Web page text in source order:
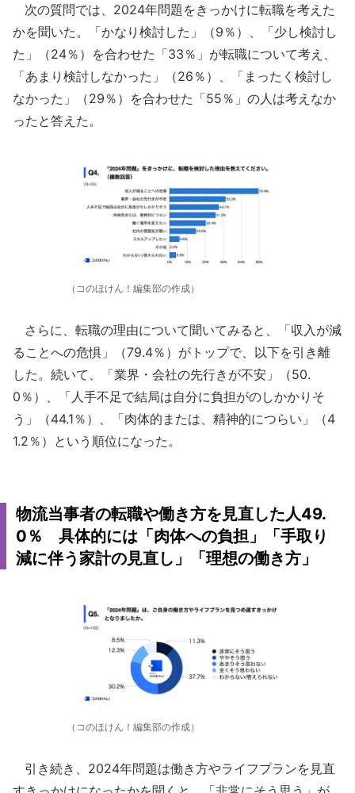
次の質問では、2024年問題をきっかけに転職を考えた
かを聞いた。「かなり検討した」（9％）、「少し検討し
た」（24％）を合わせた「33％」が転職について考え、
「あまり検討しなかった」（26％）、「まったく検討し
なかった」（29％）を合わせた「55％」の人は考えなか
ったと答えた。
（コのほけん！編集部の作成）
さらに、転職の理由について聞いてみると、「収入が減
ることへの危惧」（79.4％）がトップで、以下を引き離
した。続いて、「業界・会社の先行きが不安」（50.
0％）、「人手不足で結局は自分に負担がのしかかりそ
う」（44.1％）、「肉体的または、精神的につらい」（4
1.2％）という順位になった。
物流当事者の転職や働き方を見直した人49.
0％ 具体的には「肉体への負担」「手取り
減に伴う家計の見直し」「理想の働き方」
（コのほけん！編集部の作成）
引き続き、2024年問題は働き方やライフプランを見直